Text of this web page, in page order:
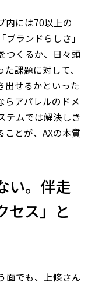
内には70以上の
ランドらしさ」
つくるか、日々頭
課題に対して、
出せるかといった
らアパレルのドメ
テムでは解決しき
ことが、AXの本質
い。伴走
セス」と
面でも、上條さん